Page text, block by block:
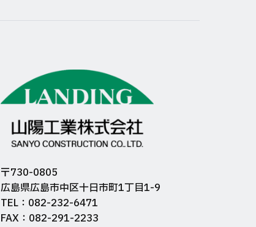
〒730-0805
広島県広島市中区十日市町1丁目1-9
TEL：082-232-6471
FAX：082-291-2233